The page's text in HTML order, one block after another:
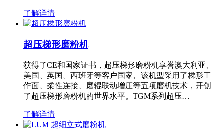
了解详情
超压梯形磨粉机
获得了CE和国家证书，超压梯形磨粉机享誉澳大利亚、
美国、英国、西班牙等客户国家。该机型采用了梯形工
作面、柔性连接、磨辊联动增压等五项磨机技术，开创
了超压梯形磨粉机的世界水平。TGM系列超压…
了解详情